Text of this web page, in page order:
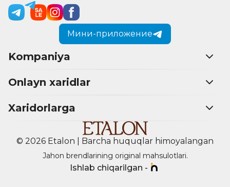
Мини-приложение
Kompaniya
Onlayn xaridlar
Xaridorlarga
© 2026 Etalon | Barcha huquqlar himoyalangan
Jahon brendlarining original mahsulotlari.
Ishlab chiqarilgan -